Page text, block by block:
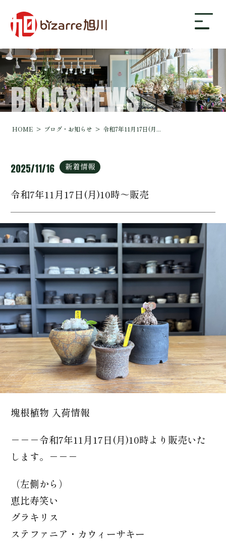
bizarre旭川について
ギャラリー
店舗案内・アクセス
ブログ・お知らせ
0166-74-3633
BLOG&NEWS
HOME ブログ・お知らせ 令和7年11月17日(月...
2025/11/16 新着情報
令和7年11月17日(月)10時～販売
塊根植物 入荷情報
－－－令和7年11月17日(月)10時より販売いた
します。－－－
（左側から）
恵比寿笑い
グラキリス
ステファニア・カウィーサキー